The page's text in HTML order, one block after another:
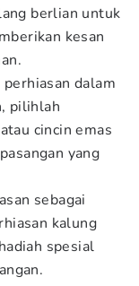
berlian untuk
kesan
dalam
pilihlah
cincin emas
yang
sebagai
kalung
spesial